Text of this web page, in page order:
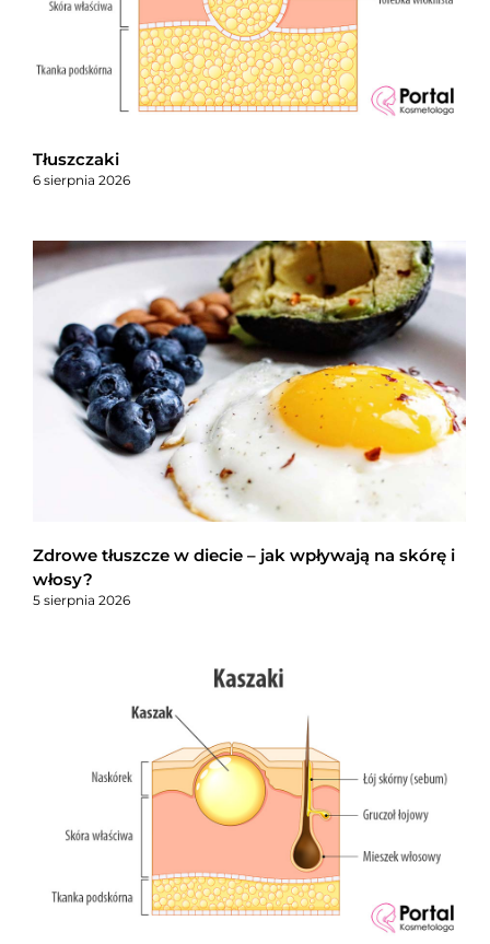
Tłuszczaki
6 sierpnia 2026
Zdrowe tłuszcze w diecie – jak wpływają na skórę i
włosy?
5 sierpnia 2026